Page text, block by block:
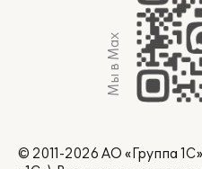
Мы в Max
© 2011-2026 АО «Группа